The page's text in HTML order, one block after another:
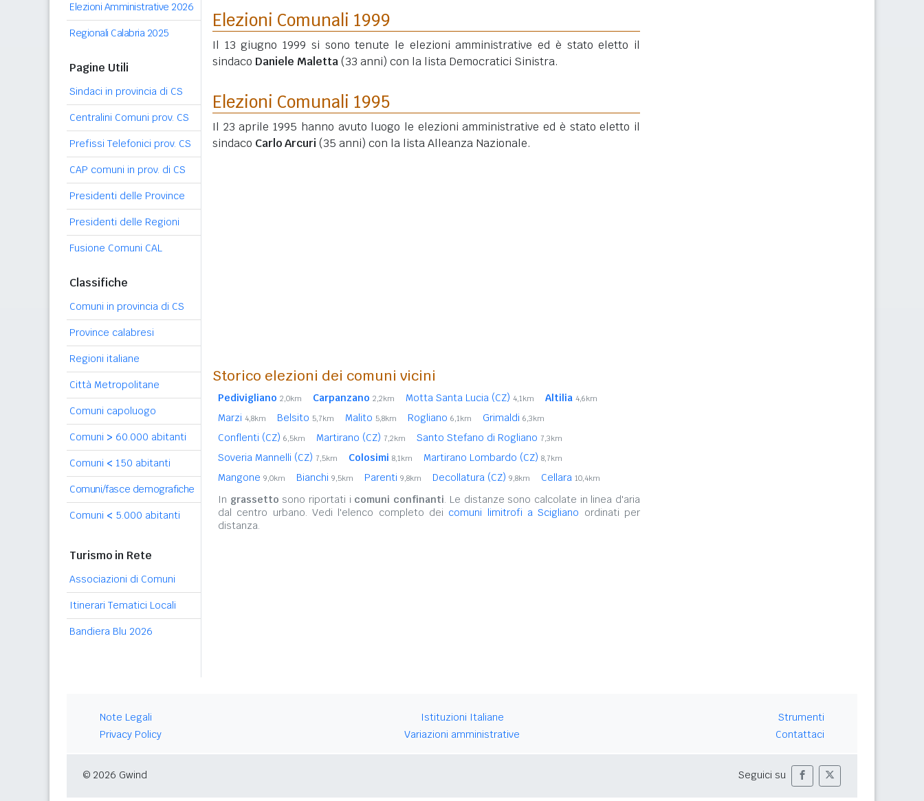
Elezioni Amministrative 2026
Regionali Calabria 2025
Pagine Utili
Sindaci in provincia di CS
Centralini Comuni prov. CS
Prefissi Telefonici prov. CS
CAP comuni in prov. di CS
Presidenti delle Province
Presidenti delle Regioni
Fusione Comuni CAL
Classifiche
Comuni in provincia di CS
Province calabresi
Regioni italiane
Città Metropolitane
Comuni capoluogo
Comuni > 60.000 abitanti
Comuni < 150 abitanti
Comuni/fasce demografiche
Comuni < 5.000 abitanti
Turismo in Rete
Associazioni di Comuni
Itinerari Tematici Locali
Bandiera Blu 2026
Elezioni Comunali 1999
Il 13 giugno 1999 si sono tenute le elezioni amministrative ed è stato eletto il
sindaco Daniele Maletta(33 anni) con la lista Democratici Sinistra.
Elezioni Comunali 1995
Il 23 aprile 1995 hanno avuto luogo le elezioni amministrative ed è stato eletto il
sindaco Carlo Arcuri (35 anni) con la lista Alleanza Nazionale.
Storico elezioni dei comuni vicini
Pedivigliano 2,0km Carpanzano 2,2km Motta Santa Lucia (CZ) 4,1km Altilia 4,6km
Marzi 4,8km Belsito 5,7km Malito 5,8km Rogliano 6,1km Grimaldi 6,3km
Conflenti (CZ) 6,5km Martirano (CZ) 7,2km Santo Stefano di Rogliano 7,3km
Soveria Mannelli (CZ) 7,5km Colosimi 8,1km Martirano Lombardo (CZ) 8,7km
Mangone 9,0km Bianchi 9,5km Parenti 9,8km Decollatura (CZ) 9,8km Cellara 10,4km
In grassetto sono riportati i comuni confinanti. Le distanze sono calcolate in linea d'aria
dal centro urbano. Vedi l'elenco completo dei comuni limitrofi a Scigliano ordinati per
distanza.
Note Legali
Privacy Policy
Istituzioni Italiane
Variazioni amministrative
Strumenti
Contattaci
© 2026 Gwind Seguici su